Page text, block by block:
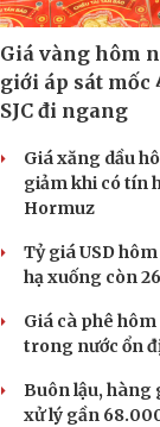
Giá vàng hôm
giới áp sát mốc
SJC đi ngang
Giá xăng dầu
giảm khi có tín
Hormuz
Tỷ giá USD
hạ xuống còn
Giá cà phê
trong nước ổn
Buôn lậu, hàng
xử lý gần